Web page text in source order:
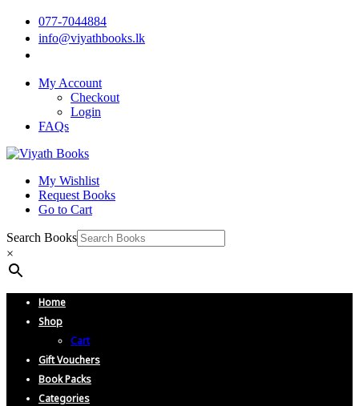
077-7044884
info@viyathbooks.lk
My Account
Checkout
Login
FAQs
My Wishlist
Request Books
Go to Cart
Search Books
×
Home
Shop
Cart
Gift Vouchers
Book Packs
Categories